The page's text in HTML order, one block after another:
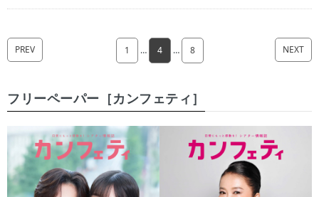
PREV 1 … 4 … 8 NEXT
フリーペーパー［カンフェティ］